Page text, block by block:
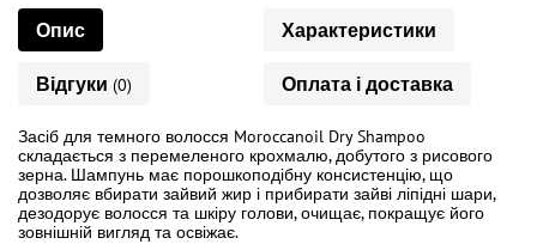
Опис Характеристики
Відгуки (0) Оплата і доставка
Засіб для темного волосся Moroccanoil Dry Shampoo
складається з перемеленого крохмалю, добутого з рисового
зерна. Шампунь має порошкоподібну консистенцію, що
дозволяє вбирати зайвий жир і прибирати зайві ліпідні шари,
дезодорує волосся та шкіру голови, очищає, покращує його
зовнішній вигляд та освіжає.